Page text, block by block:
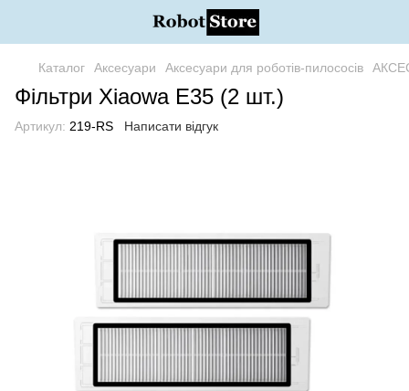
Каталог Аксесуари Аксесуари для роботів-пилососів
Фільтри Xiaowa E35 (2 шт.)
Артикул: 219-RS Написати відгук